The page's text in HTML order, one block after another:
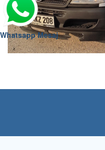
Whatsapp Mesaj